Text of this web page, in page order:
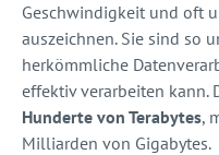
Geschwindigkeit und oft
auszeichnen. Sie sind so
herkömmliche
effektiv verarbeiten kann.
Hunderte von Terabytes,
Milliarden von Gigabytes.